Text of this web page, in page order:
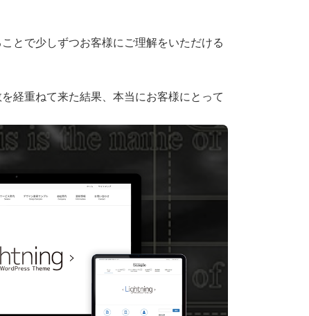
とで少しずつお客様にご理解をいただける
経重ねて来た結果、本当にお客様にとって